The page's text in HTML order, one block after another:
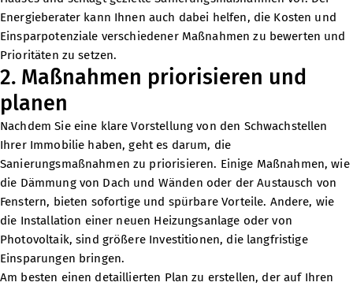
Energieberater kann Ihnen auch dabei helfen, die Kosten und
Einsparpotenziale verschiedener Maßnahmen zu bewerten und
Prioritäten zu setzen.
2. Maßnahmen priorisieren und
planen
Nachdem Sie eine klare Vorstellung von den Schwachstellen
Ihrer Immobilie haben, geht es darum, die
Sanierungsmaßnahmen zu priorisieren. Einige Maßnahmen, wie
die Dämmung von Dach und Wänden oder der Austausch von
Fenstern, bieten sofortige und spürbare Vorteile. Andere, wie
die Installation einer neuen Heizungsanlage oder von
Photovoltaik, sind größere Investitionen, die langfristige
Einsparungen bringen.
Am besten einen detaillierten Plan zu erstellen, der auf Ihren